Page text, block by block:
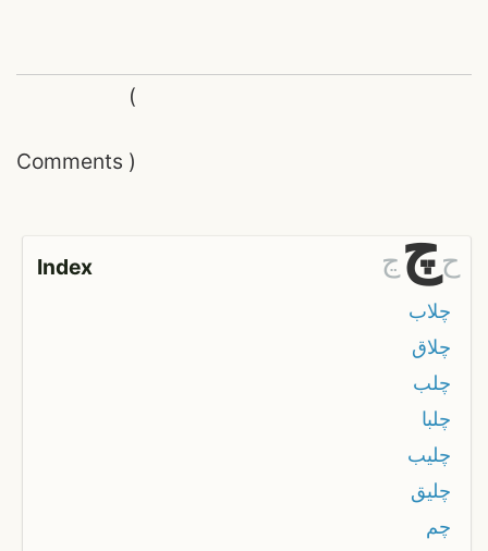
Comments
(
)
Index ڃ چح
چلاب
چلاق
چلب
چلبا
چليب
چليق
چم